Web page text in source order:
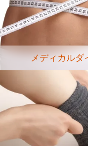
メディカル